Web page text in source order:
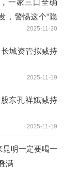
一家三口全确
，警惕这个“隐
2025-11-20
城资管拟减持
2025-11-19
东孔祥娥减持
2025-11-19
昆明一定要喝一
满